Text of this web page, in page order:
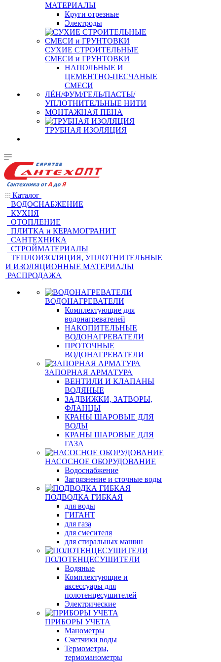
МАТЕРИАЛЫ
Круги отрезные
Электроды
СУХИЕ СТРОИТЕЛЬНЫЕ
СМЕСИ и ГРУНТОВКИ
НАПОЛЬНЫЕ И
ЦЕМЕНТНО-ПЕСЧАНЫЕ
СМЕСИ
ЛЁН/ФУМ/ГЕЛЬ/ПАСТЫ/
УПЛОТНИТЕЛЬНЫЕ НИТИ
МОНТАЖНАЯ ПЕНА
ТРУБНАЯ ИЗОЛЯЦИЯ
Каталог
ВОДОСНАБЖЕНИЕ
КУХНЯ
ОТОПЛЕНИЕ
ПЛИТКА и КЕРАМОГРАНИТ
САНТЕХНИКА
СТРОЙМАТЕРИАЛЫ
ТЕПЛОИЗОЛЯЦИЯ, УПЛОТНИТЕЛЬНЫЕ
И ИЗОЛЯЦИОННЫЕ МАТЕРИАЛЫ
РАСПРОДАЖА
ВОДОНАГРЕВАТЕЛИ
Комплектующие для
водонагревателей
НАКОПИТЕЛЬНЫЕ
ВОДОНАГРЕВАТЕЛИ
ПРОТОЧНЫЕ
ВОДОНАГРЕВАТЕЛИ
ЗАПОРНАЯ АРМАТУРА
ВЕНТИЛИ И КЛАПАНЫ
ВОДЯНЫЕ
ЗАДВИЖКИ, ЗАТВОРЫ,
ФЛАНЦЫ
КРАНЫ ШАРОВЫЕ ДЛЯ
ВОДЫ
КРАНЫ ШАРОВЫЕ ДЛЯ
ГАЗА
НАСОСНОЕ ОБОРУДОВАНИЕ
Водоснабжение
Загрязнение и сточные воды
ПОДВОДКА ГИБКАЯ
для воды
ГИГАНТ
для газа
для смесителя
для стиральных машин
ПОЛОТЕНЦЕСУШИТЕЛИ
Водяные
Комплектующие и
аксессуары для
полотенцесушителей
Электрические
ПРИБОРЫ УЧЕТА
Манометры
Счетчики воды
Термометры,
термоманометры